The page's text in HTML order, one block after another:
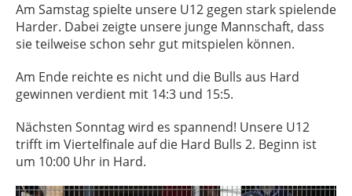
Am Samstag spielte unsere U12 gegen stark spielende
Harder. Dabei zeigte unsere junge Mannschaft, dass
sie teilweise schon sehr gut mitspielen können.
Am Ende reichte es nicht und die Bulls aus Hard
gewinnen verdient mit 14:3 und 15:5.
Nächsten Sonntag wird es spannend! Unsere U12
trifft im Viertelfinale auf die Hard Bulls 2. Beginn ist
um 10:00 Uhr in Hard.